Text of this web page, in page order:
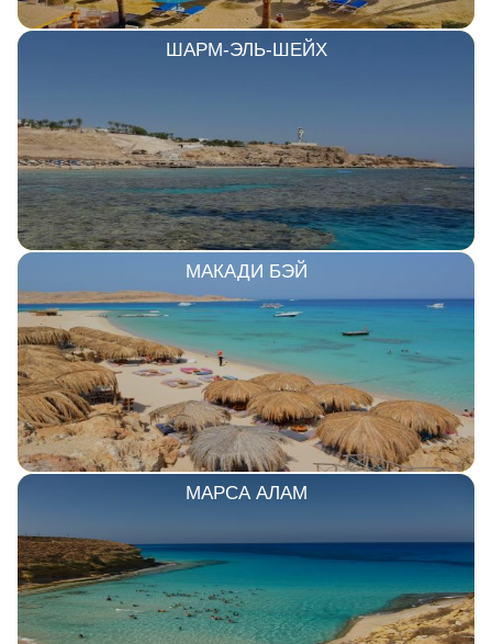
ШАРМ-ЭЛЬ-ШЕЙХ
МАКАДИ БЭЙ
МАРСА АЛАМ